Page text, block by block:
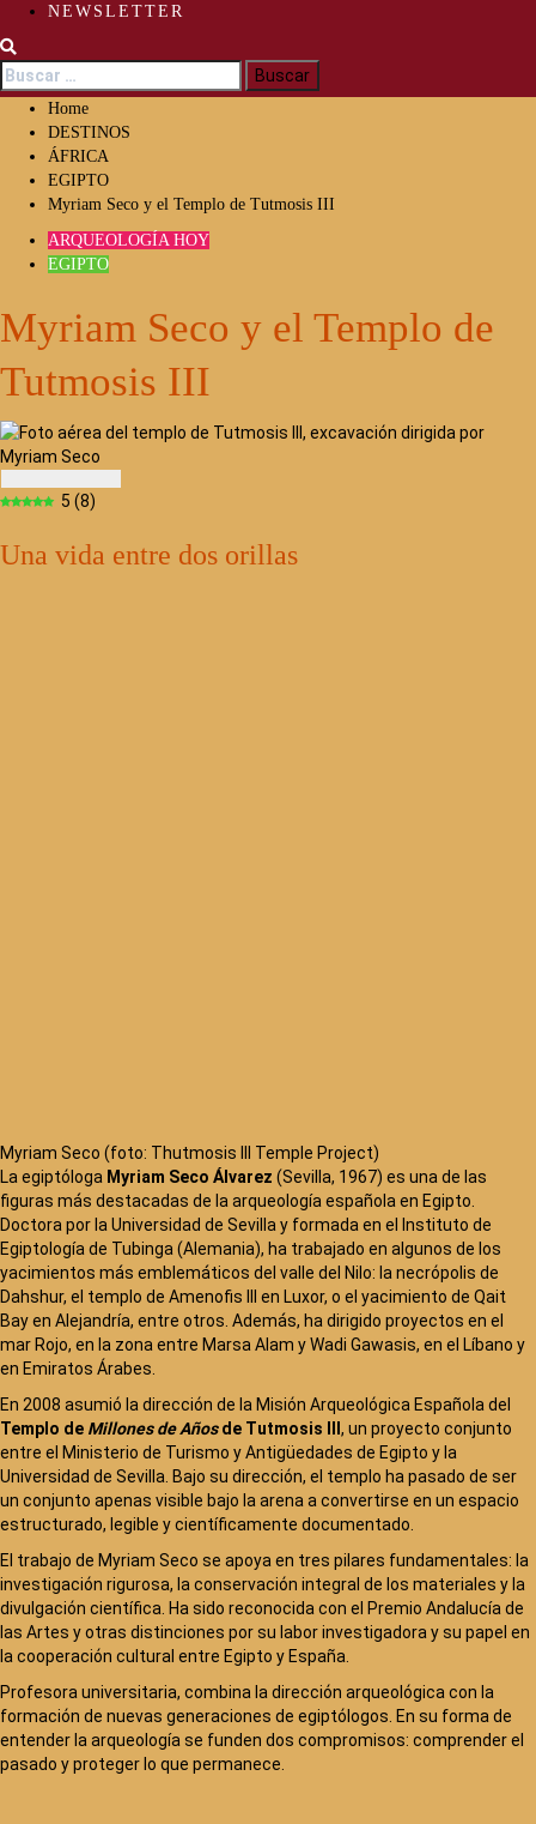
NEWSLETTER
Buscar:
Home
DESTINOS
ÁFRICA
EGIPTO
Myriam Seco y el Templo de Tutmosis III
ARQUEOLOGÍA HOY
EGIPTO
Myriam Seco y el Templo de
Tutmosis III
5 (8)
Una vida entre dos orillas
Myriam Seco (foto: Thutmosis III Temple Project)
La egiptóloga Myriam Seco Álvarez (Sevilla, 1967) es una de las
figuras más destacadas de la arqueología española en Egipto.
Doctora por la Universidad de Sevilla y formada en el Instituto de
Egiptología de Tubinga (Alemania), ha trabajado en algunos de los
yacimientos más emblemáticos del valle del Nilo: la necrópolis de
Dahshur, el templo de Amenofis III en Luxor, o el yacimiento de Qait
Bay en Alejandría, entre otros. Además, ha dirigido proyectos en el
mar Rojo, en la zona entre Marsa Alam y Wadi Gawasis, en el Líbano y
en Emiratos Árabes.
En 2008 asumió la dirección de la Misión Arqueológica Española del
Templo de Millones de Añosde Tutmosis III , un proyecto conjunto
entre el Ministerio de Turismo y Antigüedades de Egipto y la
Universidad de Sevilla. Bajo su dirección, el templo ha pasado de ser
un conjunto apenas visible bajo la arena a convertirse en un espacio
estructurado, legible y científicamente documentado.
El trabajo de Myriam Seco se apoya en tres pilares fundamentales: la
investigación rigurosa, la conservación integral de los materiales y la
divulgación científica. Ha sido reconocida con el Premio Andalucía de
las Artes y otras distinciones por su labor investigadora y su papel en
la cooperación cultural entre Egipto y España.
Profesora universitaria, combina la dirección arqueológica con la
formación de nuevas generaciones de egiptólogos. En su forma de
entender la arqueología se funden dos compromisos: comprender el
pasado y proteger lo que permanece.